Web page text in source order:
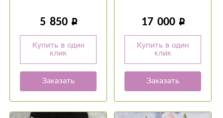
5 850
Купить в один
клик
Заказать
17 000
Купить в один
клик
Заказать